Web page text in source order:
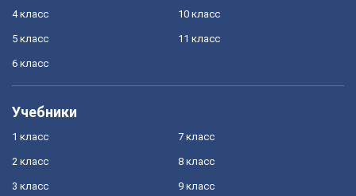
4 класс
5 класс
6 класс
10 класс
11 класс
Учебники
1 класс
2 класс
3 класс
7 класс
8 класс
9 класс